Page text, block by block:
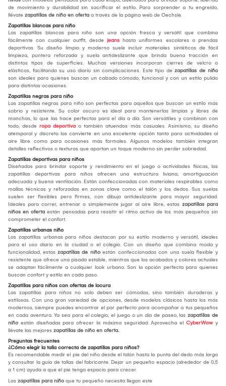
de movimiento y durabilidad sin sacrificar el estilo. Para sorprender a tu engreído,
llévate zapatillas de niño en oferta a través de la página web de Oechsle.
Zapatillas blancas para niño
Las zapatillas blancas para niño son una opción fresca y versátil que combina
fácilmente con cualquier outfit, desde jeans hasta uniformes escolares o prendas
deportivas. Su diseño limpio y moderno suele incluir materiales sintéticos de fácil
limpieza, puntera reforzada y suela antideslizante que brinda buena tracción en
distintos tipos de superficies. Muchas versiones incorporan cierres de velcro o
elásticos, facilitando su uso diario sin complicaciones. Este tipo de zapatillas de niño
son ideales para quienes buscan un calzado cómodo, funcional y con un estilo pulido
para distintas ocasiones.
Zapatillas negras para niño
Las zapatillas negras para niño son perfectas para aquellos que buscan un estilo más
sobrio y resistente. Su color oscuro es ideal para mantenerlas limpias y libres de
manchas, lo que las hace perfectas para el día a día. Son versátiles y combinan con
todo, desde ropa deportiva o también atuendos más casuales. Asimismo, su diseño
atemporal y discreto las convierte en una excelente opción tanto para actividades al
aire libre como para ocasiones más formales. Algunos modelos también integran
detalles reflectivos o texturas que aportan un toque moderno sin perder sobriedad.
Zapatillas deportivas para niños
Diseñadas para brindar soporte y rendimiento en el juego o actividades físicas, las
zapatillas deportivas para niños ofrecen una estructura liviana, amortiguación
adecuada y buena ventilación. Están confeccionadas con materiales respirables como
mallas técnicas y reforzadas en zonas clave como el talón y los dedos. Sus suelas
suelen ser flexibles pero firmes, con dibujo antideslizante para mayor seguridad.
Ideales para correr, entrenar o simplemente jugar al aire libre, estas zapatillas para
niños en oferta están pensadas para resistir el ritmo activo de los más pequeños sin
comprometer el confort.
Zapatillas urbanas niño
Las zapatillas urbanas para niños destacan por su estilo moderno y versátil, ideales
para el uso diario en la ciudad o el colegio. Con un diseño que combina moda y
funcionalidad, estas zapatillas de niño están confeccionadas con una suela flexible y
resistente que ofrece una pisada estable, mientras que los acabados y colores actuales
se adaptan fácilmente a cualquier look urbano. Son la opción perfecta para quienes
buscan confort y estilo en cada paso.
Zapatillas para niños con ofertas de locura
Las zapatillas para niños no solo deben ser cómodas, sino también duraderas y
estilosas. Con una gran variedad de opciones, desde modelos clásicos hasta los más
modernos, siempre puedes encontrar el par perfecto para acompañar a tus pequeños
en cada aventura. Ya sea para el colegio, el juego o un día de paseo, las zapatillas de
niño están diseñadas para ofrecer la máxima seguridad. Aprovecha el CyberWow y
llévate las mejores zapatillas de niño en oferta.
Preguntas frecuentes
¿Cómo elegir la talla correcta de zapatillas para niños?
Es recomendable medir el pie del niño desde el talón hasta la punta del dedo más largo
y consultar la guía de tallas del fabricante. Dejar un pequeño espacio (alrededor de 0,5
a 1 cm) ayuda a que el pie tenga espacio para crecer.
Las zapatillas para niño que tu pequeño necesita llegan este